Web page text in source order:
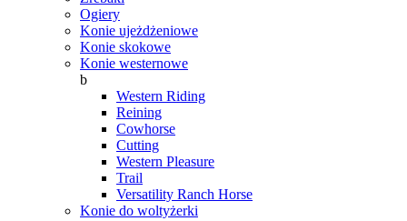
Ogiery
Konie ujeżdżeniowe
Konie skokowe
Konie westernowe
b
Western Riding
Reining
Cowhorse
Cutting
Western Pleasure
Trail
Versatility Ranch Horse
Konie do woltyżerki